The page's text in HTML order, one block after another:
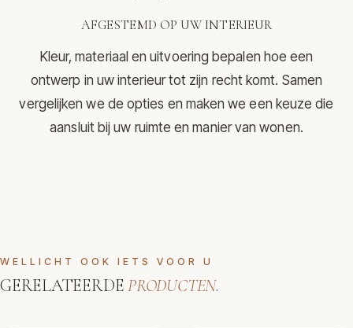
AFGESTEMD OP UW INTERIEUR
Kleur, materiaal en uitvoering bepalen hoe een
ontwerp in uw interieur tot zijn recht komt. Samen
vergelijken we de opties en maken we een keuze die
aansluit bij uw ruimte en manier van wonen.
WELLICHT OOK IETS VOOR U
GERELATEERDEPRODUCTEN.